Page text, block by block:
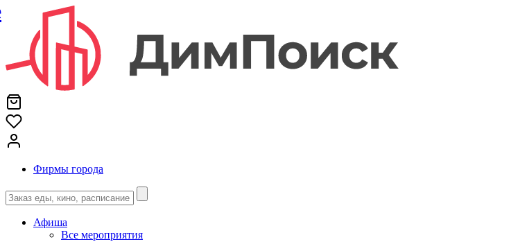
Фирмы города
Афиша
Все мероприятия